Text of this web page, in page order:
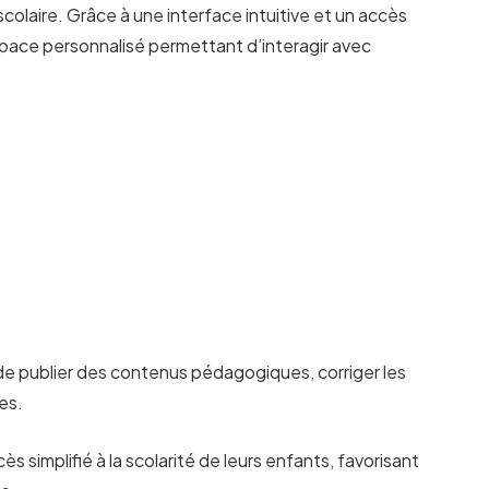
Grâce à une interface intuitive et un accès
personnalisé permettant d’interagir avec
publier des contenus pédagogiques, corriger les
simplifié à la scolarité de leurs enfants, favorisant